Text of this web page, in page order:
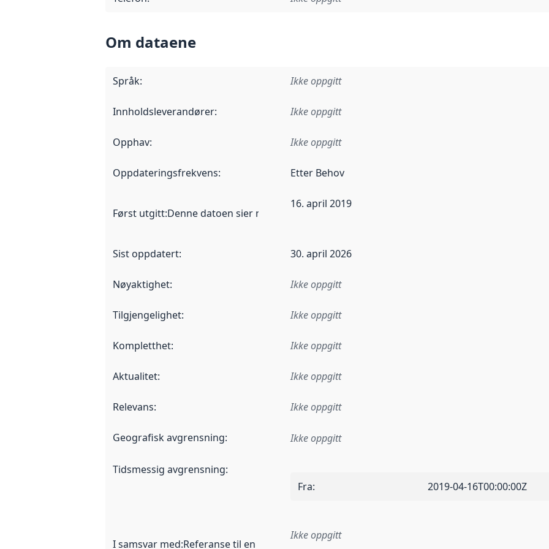
Om dataene
Språk: Ikke oppgitt
Innholdsleverandører: Ikke oppgitt
Opphav: Ikke oppgitt
Oppdateringsfrekvens: Etter Behov
Først utgitt:Denne datoen sier når dataene i dette datasettet første gang ble utgitt. Det kan
16. april 2019
Sist oppdatert: 30. april 2026
Nøyaktighet: Ikke oppgitt
Tilgjengelighet: Ikke oppgitt
Kompletthet: Ikke oppgitt
Aktualitet: Ikke oppgitt
Relevans: Ikke oppgitt
Geografisk avgrensning: Ikke oppgitt
Tidsmessig avgrensning:
Fra: 2019-04-16T00:00:00Z
I samsvar med:Referanse til en implementasjonsregel eller annen spesifikasjon, som ligger
Ikke oppgitt